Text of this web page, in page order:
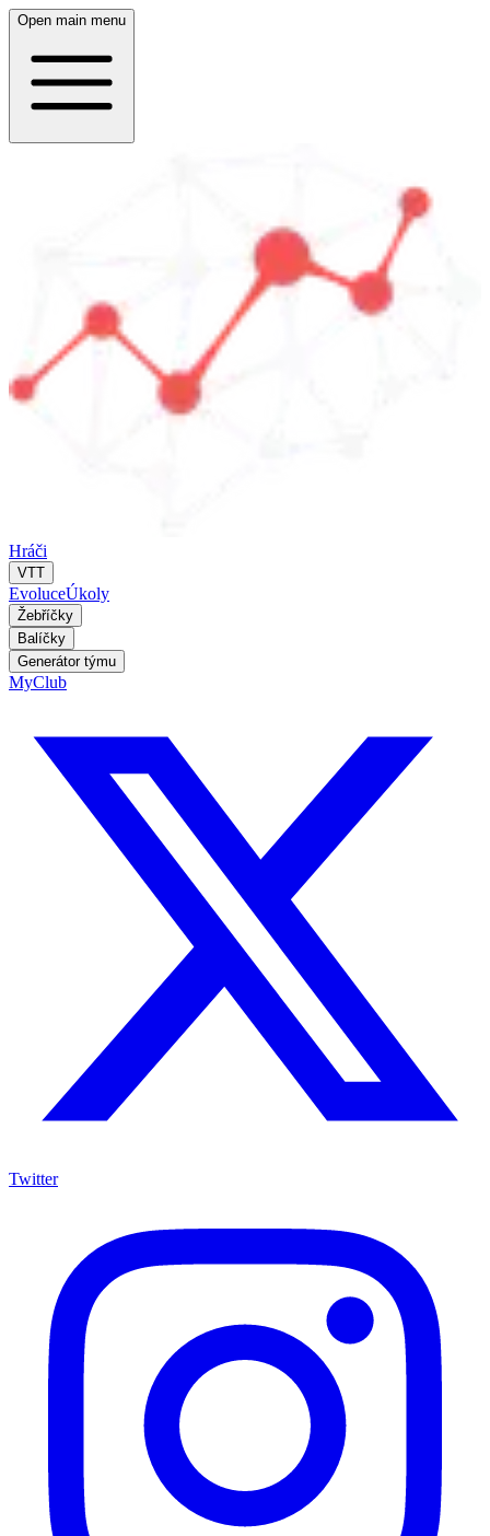
Open main menu
Hráči
VTT
EvoluceÚkoly
Žebříčky
Balíčky
Generátor týmu
MyClub
Twitter